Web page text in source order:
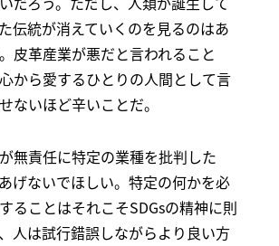
伝統が消えていくのを見るのはあ
皮革産業が悪だと言われること
から愛するひとりの人間として言
ないほど辛いことだ。
無責任に特定の業種を批判した
げないでほしい。特定の何かを必
ることはそれこそSDGsの精神に則
人は試行錯誤しながらより良い方